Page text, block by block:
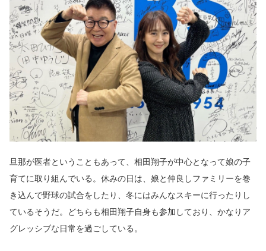
旦那が医者ということもあって、相田翔子が中心となって娘の子
育てに取り組んでいる。休みの日は、娘と仲良しファミリーを巻
き込んで野球の試合をしたり、冬にはみんなスキーに行ったりし
ているそうだ。どちらも相田翔子自身も参加しており、かなりア
グレッシブな日常を過ごしている。